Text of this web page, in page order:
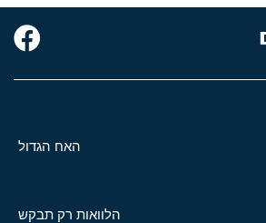
האח הגדול
הלוואות רק תבקש